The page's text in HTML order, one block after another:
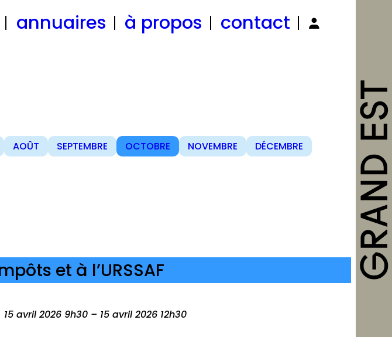
annuaires à propos contact
AOÛT SEPTEMBRE OCTOBRE NOVEMBRE
DÉCEMBRE
et à l’URSSAF
15 avril 2026 9h30 – 15 avril 2026 12h30